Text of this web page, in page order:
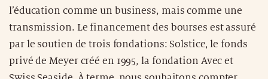
l’éducation comme un business, mais comme une
transmission. Le financement des bourses est assuré
par le soutien de trois fondations: Solstice, le fonds
privé de Meyer créé en 1995, la fondation Avec et